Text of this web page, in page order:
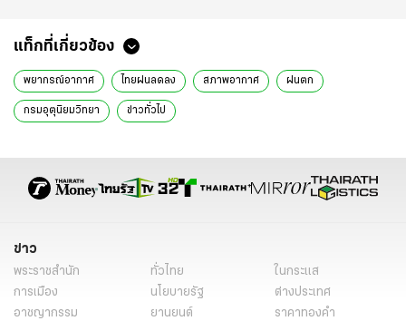
แท็กที่เกี่ยวข้อง
พยากรณ์อากาศ ไทยฝนลดลง สภาพอากาศ ฝนตก
กรมอุตุนิยมวิทยา ข่าวทั่วไป
ข่าว
พระราชสำนัก ทั่วไทย
ในกระแส
การเมือง
นโยบายรัฐ
ต่างประเทศ
อาชญากรรม
ยานยนต์
ราคาทองคำ